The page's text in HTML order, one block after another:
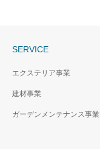
SERVICE
エクステリア事業
建材事業
ガーデンメンテナンス事業